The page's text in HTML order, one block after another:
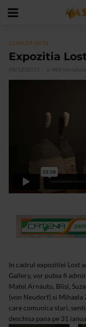
CLIPA DE ARTA
Expozitia
08/12/2011 2.486
In cadrul expozitiei Lost
Gallery, vor putea fi
Matei Arnautu, Blisi,
(von Neudorf) si Mihaela
care comunica stari,
deschisa pana pe 31